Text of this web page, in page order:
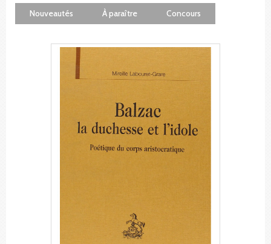
Nouveautés À paraître Concours